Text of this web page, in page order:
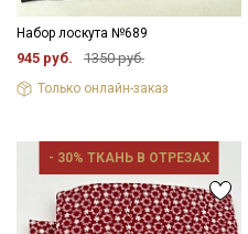
Набор лоскута №689
945 руб. 1350 руб.
Только онлайн-заказ
- 30% ТКАНЬ В ОТРЕЗАХ